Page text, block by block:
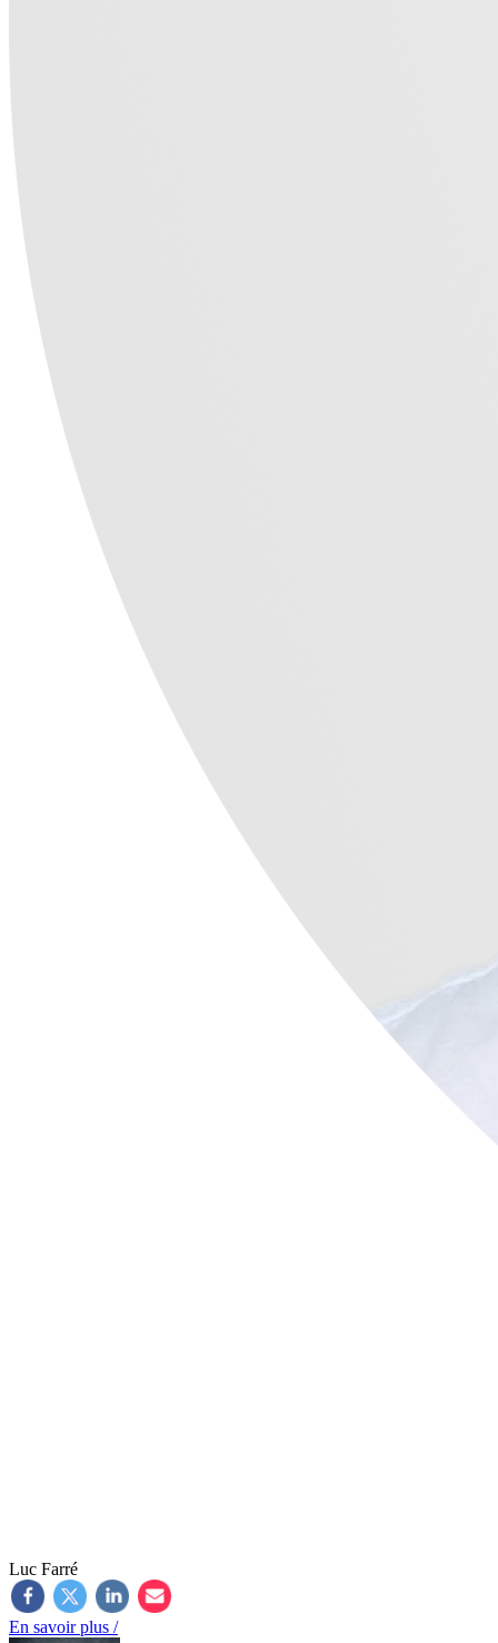
Luc Farré
En savoir plus /